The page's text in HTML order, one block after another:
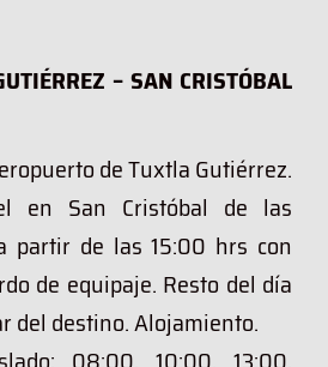
– SAN CRISTÓBAL
de Tuxtla Gutiérrez.
en San Cristóbal de las
partir de las 15:00 hrs con
de equipaje. Resto del día
del destino. Alojamiento.